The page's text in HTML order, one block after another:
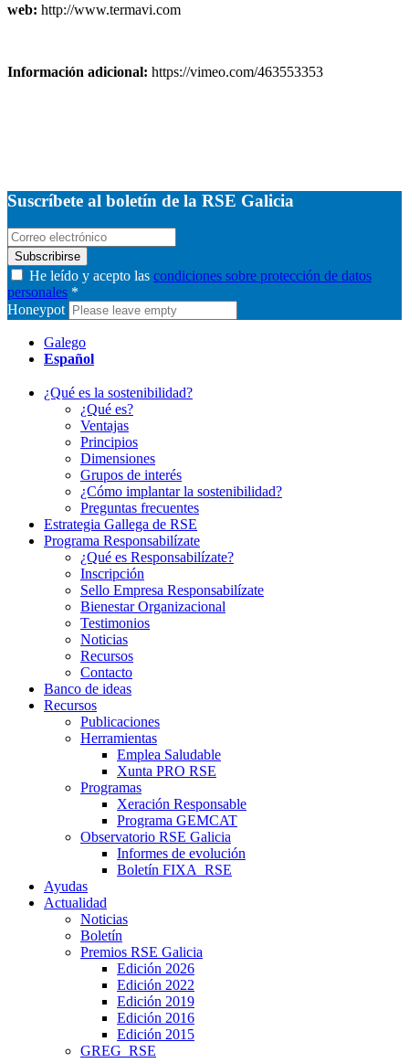
web: http://www.termavi.com
Información adicional: https://vimeo.com/463553353
Suscríbete al boletín de la RSE Galicia
Subscribirse
He leído y acepto las condiciones sobre protección de datos
personales *
Honeypot
Galego
Español
¿Qué es la sostenibilidad?
¿Qué es?
Ventajas
Principios
Dimensiones
Grupos de interés
¿Cómo implantar la sostenibilidad?
Preguntas frecuentes
Estrategia Gallega de RSE
Programa Responsabilízate
¿Qué es Responsabilízate?
Inscripción
Sello Empresa Responsabilízate
Bienestar Organizacional
Testimonios
Noticias
Recursos
Contacto
Banco de ideas
Recursos
Publicaciones
Herramientas
Emplea Saludable
Xunta PRO RSE
Programas
Xeración Responsable
Programa GEMCAT
Observatorio RSE Galicia
Informes de evolución
Boletín FIXA_RSE
Ayudas
Actualidad
Noticias
Boletín
Premios RSE Galicia
Edición 2026
Edición 2022
Edición 2019
Edición 2016
Edición 2015
GREG_RSE